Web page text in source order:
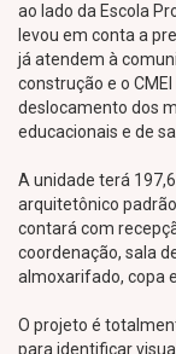
ao lado da Escola
levou em conta a
já atendem à
construção e o
deslocamento dos
educacionais e de
A unidade terá
arquitetônico
contará com
coordenação, sala
almoxarifado, copa
O projeto é
para identificar